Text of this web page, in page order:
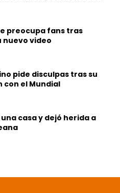
preocupa fans tras
nuevo video
pide disculpas tras su
con el Mundial
casa y dejó herida a